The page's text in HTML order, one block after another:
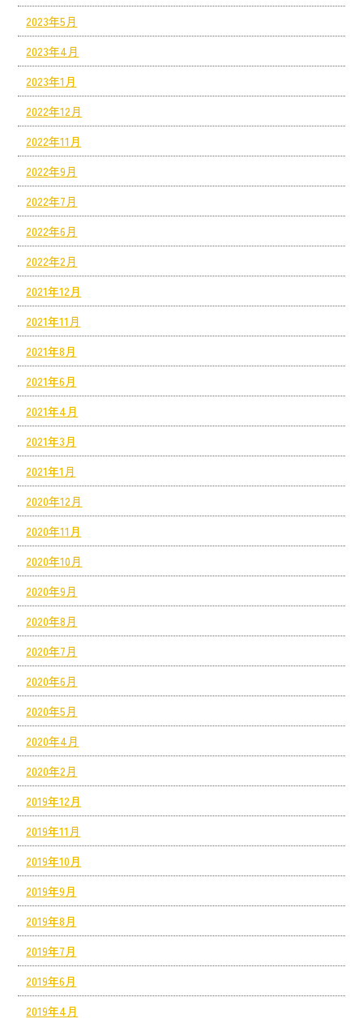
2023年5月
2023年4月
2023年1月
2022年12月
2022年11月
2022年9月
2022年7月
2022年6月
2022年2月
2021年12月
2021年11月
2021年8月
2021年6月
2021年4月
2021年3月
2021年1月
2020年12月
2020年11月
2020年10月
2020年9月
2020年8月
2020年7月
2020年6月
2020年5月
2020年4月
2020年2月
2019年12月
2019年11月
2019年10月
2019年9月
2019年8月
2019年7月
2019年6月
2019年4月